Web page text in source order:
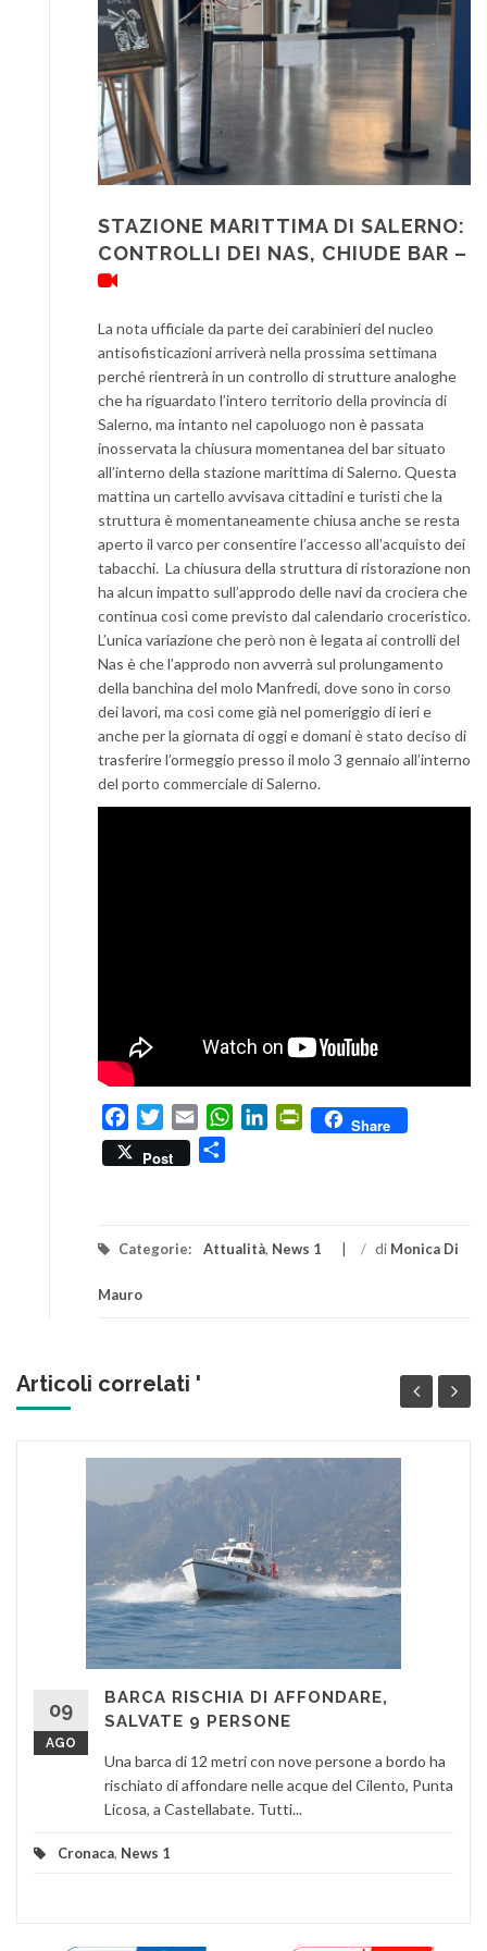
STAZIONE MARITTIMA DI SALERNO:
CONTROLLI DEI NAS, CHIUDE BAR –
La nota ufficiale da parte dei carabinieri del nucleo
antisofisticazioni arriverà nella prossima settimana
perché rientrerà in un controllo di strutture analoghe
che ha riguardato l’intero territorio della provincia di
Salerno, ma intanto nel capoluogo non è passata
inosservata la chiusura momentanea del bar situato
all’interno della stazione marittima di Salerno. Questa
mattina un cartello avvisava cittadini e turisti che la
struttura è momentaneamente chiusa anche se resta
aperto il varco per consentire l’accesso all’acquisto dei
tabacchi. La chiusura della struttura di ristorazione non
ha alcun impatto sull’approdo delle navi da crociera che
continua così come previsto dal calendario croceristico.
L’unica variazione che però non è legata ai controlli del
Nas è che l’approdo non avverrà sul prolungamento
della banchina del molo Manfredi, dove sono in corso
dei lavori, ma così come già nel pomeriggio di ieri e
anche per la giornata di oggi e domani è stato deciso di
trasferire l’ormeggio presso il molo 3 gennaio all’interno
del porto commerciale di Salerno.
FacebookTwitterEmail WhatsApp
LinkedInPrintFriendly
Share
Post
Categorie: Attualità, News 1 / di Monica Di
Mauro
Articoli correlati '
09
AGO
BARCA RISCHIA DI AFFONDARE,
SALVATE 9 PERSONE
Una barca di 12 metri con nove persone a bordo ha
rischiato di affondare nelle acque del Cilento, Punta
Licosa, a Castellabate. Tutti...
Cronaca, News 1